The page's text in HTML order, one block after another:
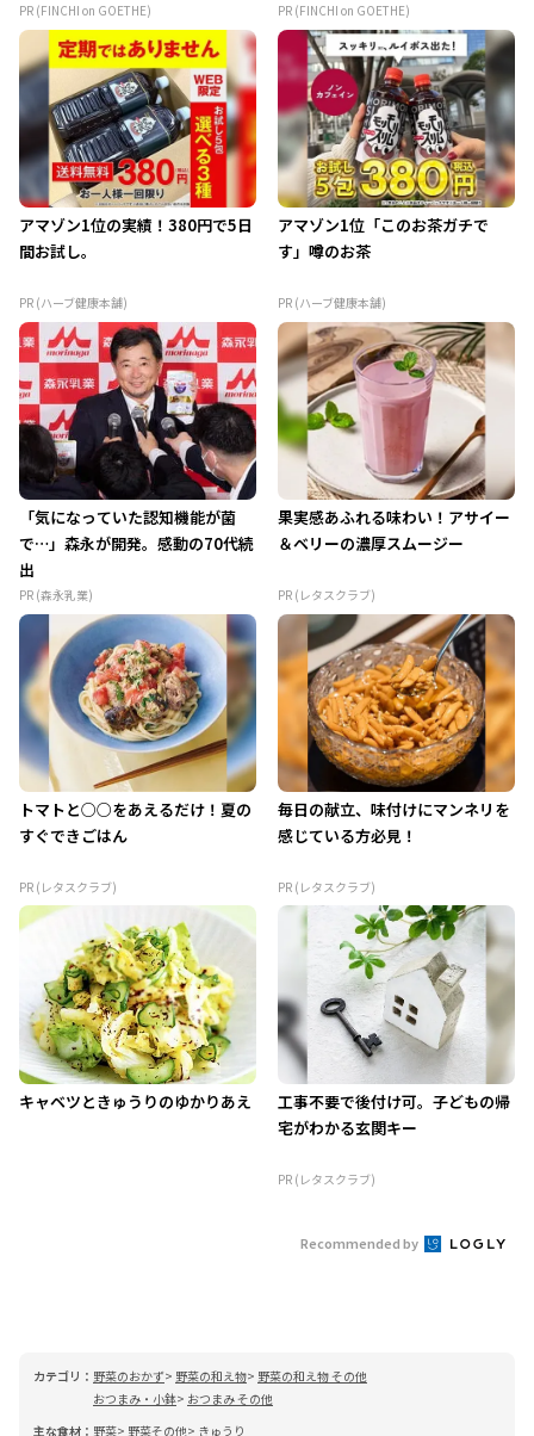
PR (FINCHI on GOETHE) PR (FINCHI on GOETHE)
アマゾン1位の実績！380円で5日
間お試し。
PR (ハーブ健康本舗)
アマゾン1位「このお茶ガチで
す」噂のお茶
PR (ハーブ健康本舗)
「気になっていた認知機能が菌
で…」森永が開発。感動の70代続
出
PR (森永乳業)
果実感あふれる味わい！アサイー
＆ベリーの濃厚スムージー
PR (レタスクラブ)
トマトと○○をあえるだけ！夏の
すぐできごはん
PR (レタスクラブ)
毎日の献立、味付けにマンネリを
感じている方必見！
PR (レタスクラブ)
キャベツときゅうりのゆかりあえ
工事不要で後付け可。子どもの帰
宅がわかる玄関キー
PR (レタスクラブ)
Recommended by
カテゴリ： 野菜のおかず 野菜の和え物
野菜の和え物 その他
おつまみ・小鉢
おつまみ その他
主な食材： 野菜 野菜その他 きゅうり